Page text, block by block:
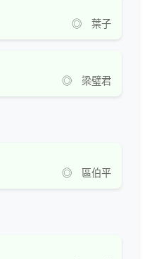
◎ 葉子
◎ 梁璧君
◎ 區伯平